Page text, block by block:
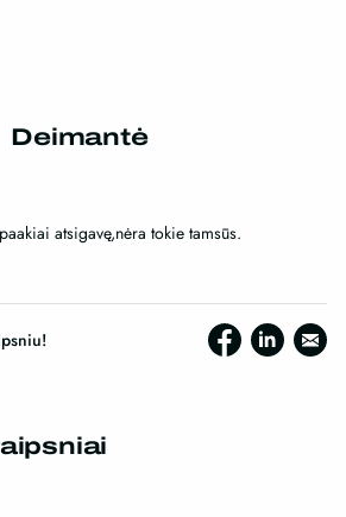
Deimantė
atsigavę,nėra tokie tamsūs.